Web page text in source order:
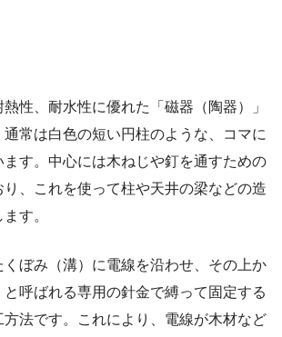
性、耐水性に優れた「磁器（陶器）」
常は白色の短い円柱のような、コマに
す。中心には木ねじや釘を通すための
、これを使って柱や天井の梁などの造
す。
ぼみ（溝）に電線を沿わせ、その上か
と呼ばれる専用の針金で縛って固定する
法です。これにより、電線が木材など